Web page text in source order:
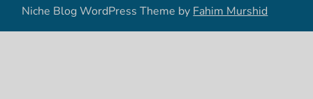
Niche Blog WordPress Theme by Fahim Murshid